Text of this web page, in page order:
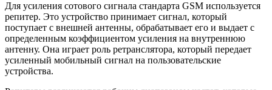
Для усиления сотового сигнала стандарта GSM используется
репитер. Это устройство принимает сигнал, который
поступает с внешней антенны, обрабатывает его и выдает с
определенным коэффициентом усиления на внутреннюю
антенну. Она играет роль ретранслятора, который передает
усиленный мобильный сигнал на пользовательские
устройства.